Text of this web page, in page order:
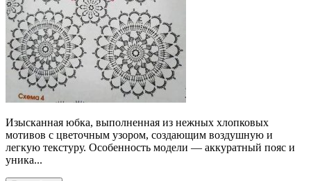
Изысканная юбка, выполненная из нежных хлопковых
мотивов с цветочным узором, создающим воздушную и
легкую текстуру. Особенность модели — аккуратный пояс и
уника...